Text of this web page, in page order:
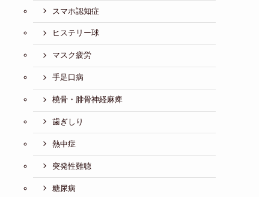
スマホ認知症
ヒステリー球
マスク疲労
手足口病
橈骨・腓骨神経麻痺
歯ぎしり
熱中症
突発性難聴
糖尿病